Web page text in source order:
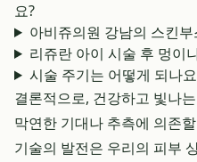
요?
아비쥬의원 강남의 스킨
리쥬란 아이 시술 후 멍이
시술 주기는 어떻게 되나
결론적으로, 건강하고 빛나
막연한 기대나 추측에 의존
기술의 발전은 우리의 피부